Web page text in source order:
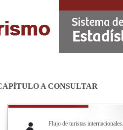
A CONSULTAR
Flujo de turistas internacionales.